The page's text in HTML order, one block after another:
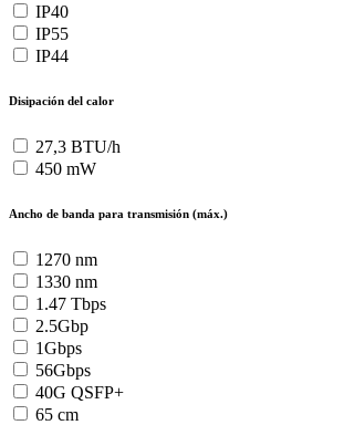
IP40
IP55
IP44
Disipación del calor
27,3 BTU/h
450 mW
Ancho de banda para transmisión (máx.)
1270 nm
1330 nm
1.47 Tbps
2.5Gbp
1Gbps
56Gbps
40G QSFP+
65 cm